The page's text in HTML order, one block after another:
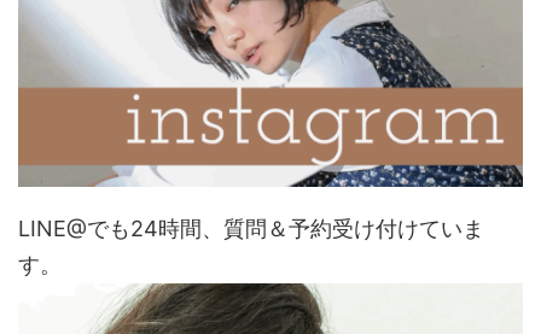
LINE@でも24時間、質問＆予約受け付けていま
す。